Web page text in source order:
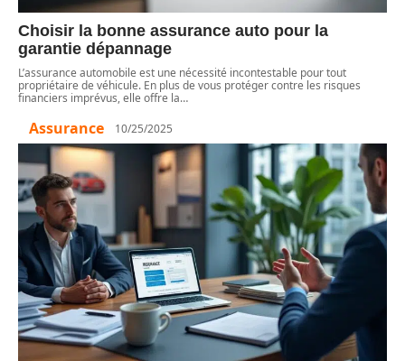
Choisir la bonne assurance auto pour la
garantie dépannage
L’assurance automobile est une nécessité incontestable pour tout
propriétaire de véhicule. En plus de vous protéger contre les risques
financiers imprévus, elle offre la…
Assurance 10/25/2025